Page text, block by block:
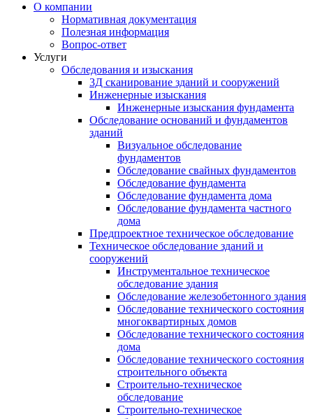
О компании
Нормативная документация
Полезная информация
Вопрос-ответ
Услуги
Обследования и изыскания
3Д сканирование зданий и сооружений
Инженерные изыскания
Инженерные изыскания фундамента
Обследование оснований и фундаментов
зданий
Визуальное обследование
фундаментов
Обследование свайных фундаментов
Обследование фундамента
Обследование фундамента дома
Обследование фундамента частного
дома
Предпроектное техническое обследование
Техническое обследование зданий и
сооружений
Инструментальное техническое
обследование здания
Обследование железобетонного здания
Обследование технического состояния
многоквартирных домов
Обследование технического состояния
дома
Обследование технического состояния
строительного объекта
Строительно-техническое
обследование
Строительно-техническое